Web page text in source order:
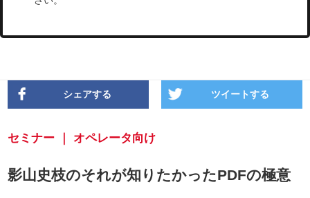
シェアする ツイートする
セミナー ｜ オペレータ向け
影山史枝のそれが知りたかったPDFの極意